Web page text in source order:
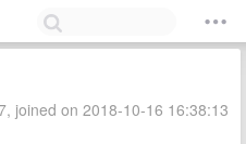
joined on 2018-10-16 16:38:13